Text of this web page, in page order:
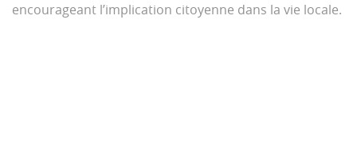
encourageant l’implication citoyenne dans la vie locale.